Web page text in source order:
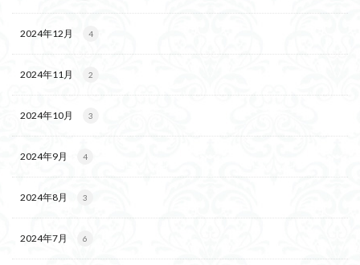
2024年12月 4
2024年11月 2
2024年10月 3
2024年9月 4
2024年8月 3
2024年7月 6